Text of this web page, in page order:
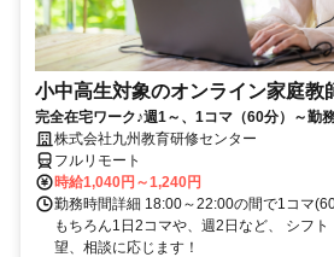
小中高生対象のオンライン家庭教
完全在宅ワーク♪週1～、1コマ（60分）～勤
株式会社九州教育研修センター
フルリモート
時給1,040円～1,240円
勤務時間詳細 18:00～22:00の間で1コマ
もちろん1日2コマや、週2日など、 シフ
望、相談に応じます！